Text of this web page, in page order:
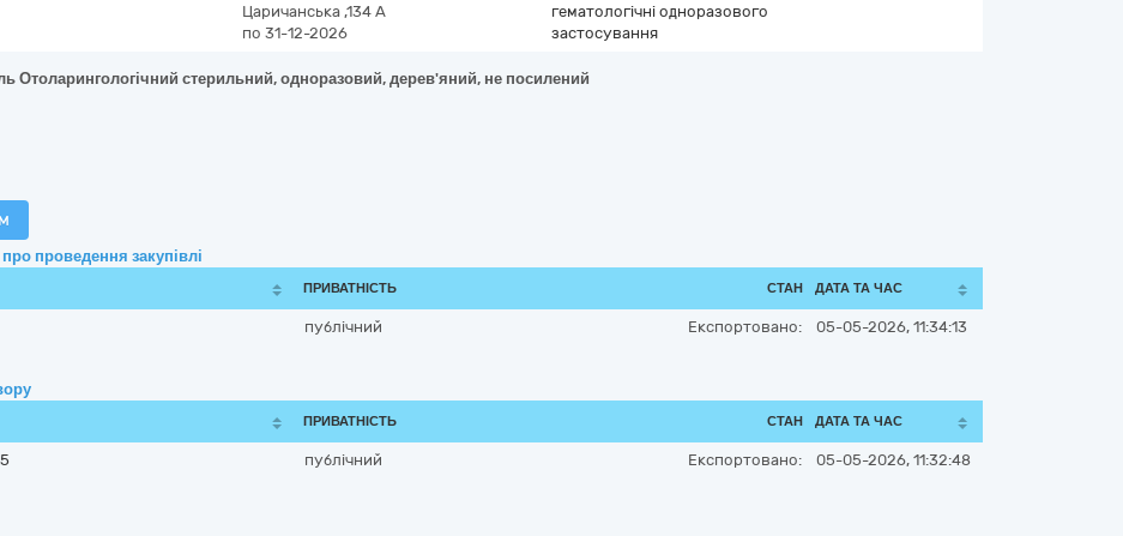
Царичанська ,134 А
по 31-12-2026
гематологічні одноразового
застосування
Отоларингологічний стерильний, одноразовий, дерев'яний, не посилений
проведення закупівлі
ПРИВАТНІСТЬ СТАН ДАТА ТА ЧАС
публічний Експортовано: 05-05-2026, 11:34:13
ПРИВАТНІСТЬ СТАН ДАТА ТА ЧАС
публічний Експортовано: 05-05-2026, 11:32:48